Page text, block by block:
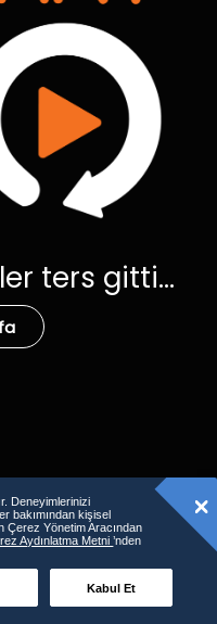
ters gitti...
Deneyimlerinizi
bakımından kişisel
Çerez Yönetim Aracından
Aydınlatma Metni’nden
Kabul Et